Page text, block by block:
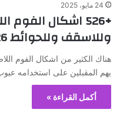
24 مايو، 2025
+526 اشكال
وللاسقف وللحوائط 2026
هناك الكثير من اشكال الفوم
يهم المقبلين على استخدامه
أكمل القراءة »